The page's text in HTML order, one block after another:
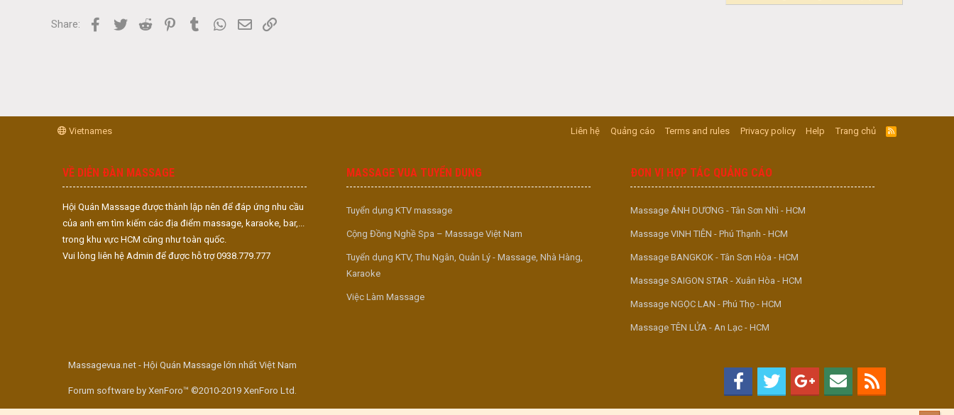
Share: Facebook
Twitter Reddit PinterestTumblr WhatsApp
Email
Vietnames Liên hệ Quảng cáo Terms and rules Privacy policy Help Trang chủ
R
S
VỀ DIỄN ĐÀN MASSAGE
Hội Quán Massage được thành lập nên để đáp ứng nhu cầu
của anh em tìm kiếm các địa điểm massage, karaoke, bar,...
trong khu vực HCM cũng như toàn quốc.
Vui lòng liên hệ Admin để được hỗ trợ 0938.779.777
MASSAGE VUA TUYỂN DỤNG
Tuyển dụng KTV massage
Cộng Đồng Nghề Spa – Massage Việt Nam
Tuyển dụng KTV, Thu Ngân, Quản Lý - Massage, Nhà Hàng,
Karaoke
Việc Làm Massage
ĐƠN VỊ HỢP TÁC QUẢNG CÁO
Massage ÁNH DƯƠNG - Tân Sơn Nhì - HCM
Massage VINH TIÊN - Phú Thạnh - HCM
Massage BANGKOK - Tân Sơn Hòa - HCM
Massage SAIGON STAR - Xuân Hòa - HCM
Massage NGỌC LAN - Phú Thọ - HCM
Massage TÊN LỬA - An Lạc - HCM
Massagevua.net - Hội Quán Massage lớn nhất Việt Nam
Forum software by XenForo™ ©2010-2019 XenForo Ltd.